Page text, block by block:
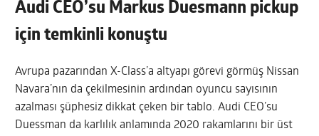
Audi CEO’su Markus Duesmann pickup
için temkinli konuştu
Avrupa pazarından X-Class’a altyapı görevi görmüş Nissan
Navara’nın da çekilmesinin ardından oyuncu sayısının
azalması şüphesiz dikkat çeken bir tablo. Audi CEO’su
Duessman da karlılık anlamında 2020 rakamlarını bir üst